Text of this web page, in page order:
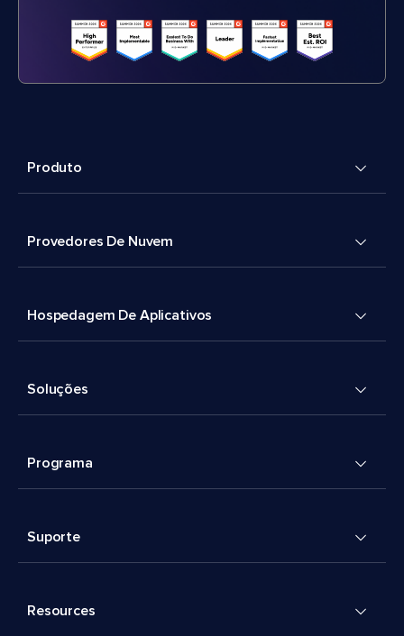
Produto
Provedores De Nuvem
Hospedagem De Aplicativos
Soluções
Programa
Suporte
Resources